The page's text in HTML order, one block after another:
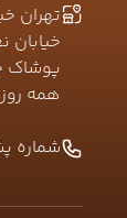
تهران
پوشاک
همه روزه از ۱۰
شماره